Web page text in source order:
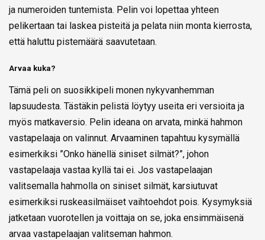
ja numeroiden tuntemista. Pelin voi lopettaa yhteen
pelikertaan tai laskea pisteitä ja pelata niin monta kierrosta,
että haluttu pistemäärä saavutetaan.
Arvaa kuka?
Tämä peli on suosikkipeli monen nykyvanhemman
lapsuudesta. Tästäkin pelistä löytyy useita eri versioita ja
myös matkaversio. Pelin ideana on arvata, minkä hahmon
vastapelaaja on valinnut. Arvaaminen tapahtuu kysymällä
esimerkiksi ”Onko hänellä siniset silmät?”, johon
vastapelaaja vastaa kyllä tai ei. Jos vastapelaajan
valitsemalla hahmolla on siniset silmät, karsiutuvat
esimerkiksi ruskeasilmäiset vaihtoehdot pois. Kysymyksiä
jatketaan vuorotellen ja voittaja on se, joka ensimmäisenä
arvaa vastapelaajan valitseman hahmon.